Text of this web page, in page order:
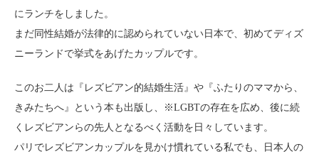
にランチをしました。
まだ同性結婚が法律的に認められていない日本で、初めてディズ
ニーランドで挙式をあげたカップルです。
このお二人は『レズビアン的結婚生活』や『ふたりのママから、
きみたちへ』という本も出版し、※LGBTの存在を広め、後に続
くレズビアンらの先人となるべく活動を日々しています。
パリでレズビアンカップルを見かけ慣れている私でも、日本人の